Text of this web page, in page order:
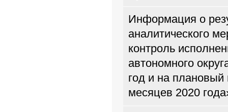
Информация о
аналитического
контроль
автономного
год и на плановый
месяцев 2020